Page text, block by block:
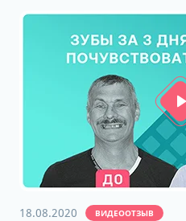
18.08.2020 ВИДЕООТЗЫВ